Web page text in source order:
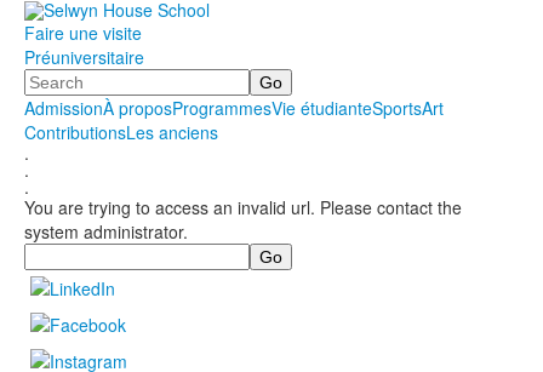
Faire une visite
Préuniversitaire
Search
AdmissionÀ proposProgrammesVie étudianteSportsArt
ContributionsLes anciens
.
.
.
You are trying to access an invalid url. Please contact the
system administrator.
Search